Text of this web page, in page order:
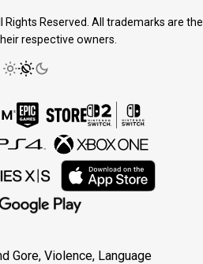
Reserved. All trademarks are the
respective owners.
Gore, Violence, Language